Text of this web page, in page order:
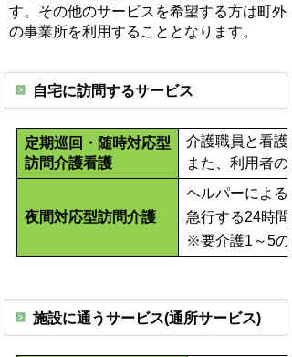
す。その他のサービスを希望する方は町外
の事業所を利用することとなります。
自宅に訪問するサービス
定期巡回・随時対応型
訪問介護看護
介護職員と看
また、利用者
夜間対応型訪問介護
ヘルパーによ
急行する24時
※要介護1～5の
施設に通うサービス(通所サービス)